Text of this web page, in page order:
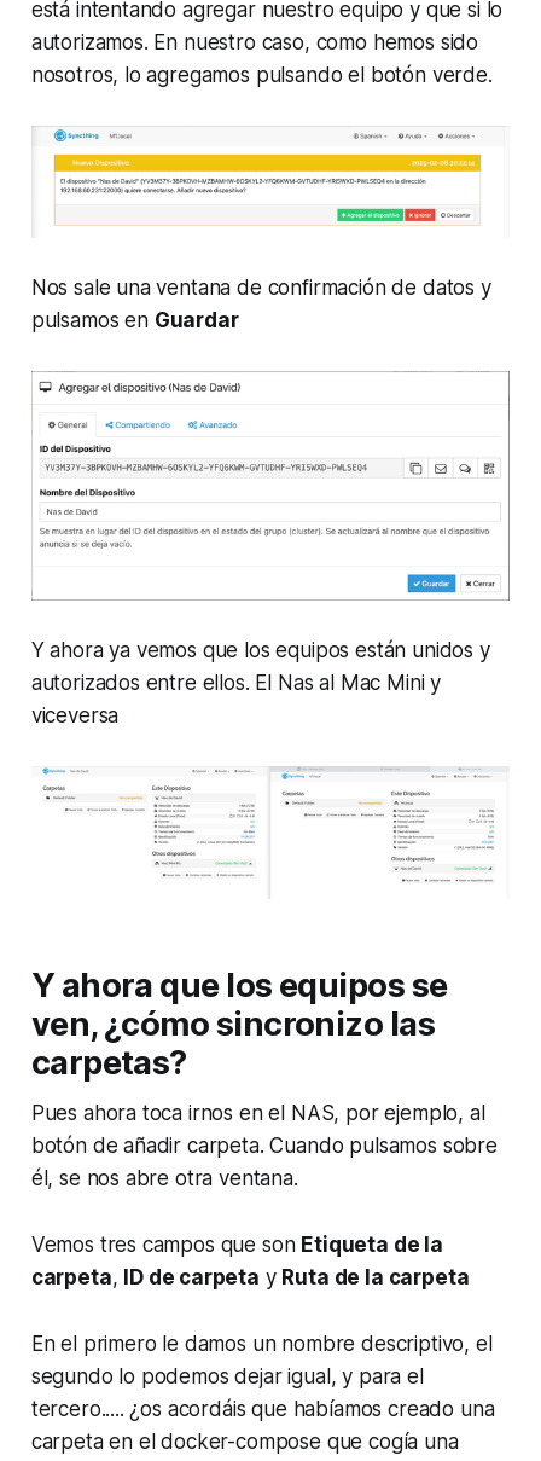
está intentando agregar nuestro equipo y que si lo
autorizamos. En nuestro caso, como hemos sido
nosotros, lo agregamos pulsando el botón verde.
Nos sale una ventana de confirmación de datos y
pulsamos en Guardar
Y ahora ya vemos que los equipos están unidos y
autorizados entre ellos. El Nas al Mac Mini y
viceversa
Y ahora que los equipos se
ven, ¿cómo sincronizo las
carpetas?
Pues ahora toca irnos en el NAS, por ejemplo, al
botón de añadir carpeta. Cuando pulsamos sobre
él, se nos abre otra ventana.
Vemos tres campos que son Etiqueta de la
carpeta, ID de carpeta y Ruta de la carpeta
En el primero le damos un nombre descriptivo, el
segundo lo podemos dejar igual, y para el
tercero..... ¿os acordáis que habíamos creado una
carpeta en el docker-compose que cogía una